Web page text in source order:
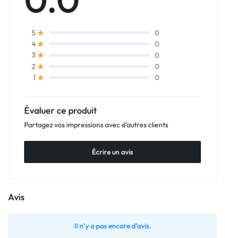
5
0
4
0
3
0
2
0
1
0
Évaluer ce produit
Partagez vos impressions avec d'autres clients
Écrire un avis
Avis
Il n’y a pas encore d’avis.